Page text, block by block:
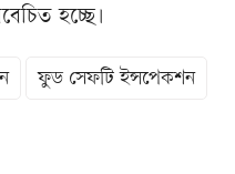
হচ্ছে।
ফুড সেফটি ইন্সপেকশন